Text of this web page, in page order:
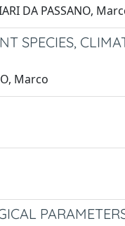
DA PASSANO,
SPECIES,
Marco